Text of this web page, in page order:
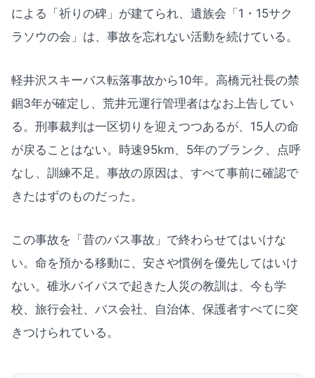
による「祈りの碑」が建てられ、遺族会「1・15サク
ラソウの会」は、事故を忘れない活動を続けている。
軽井沢スキーバス転落事故から10年。高橋元社長の禁
錮3年が確定し、荒井元運行管理者はなお上告してい
る。刑事裁判は一区切りを迎えつつあるが、15人の命
が戻ることはない。時速95km、5年のブランク、点呼
なし、訓練不足。事故の原因は、すべて事前に確認で
きたはずのものだった。
この事故を「昔のバス事故」で終わらせてはいけな
い。命を預かる移動に、安さや慣例を優先してはいけ
ない。碓氷バイパスで起きた人災の教訓は、今も学
校、旅行会社、バス会社、自治体、保護者すべてに突
きつけられている。